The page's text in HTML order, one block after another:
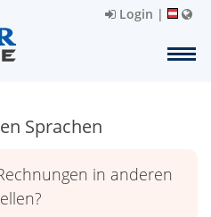
Login |
Sprachen
in anderen